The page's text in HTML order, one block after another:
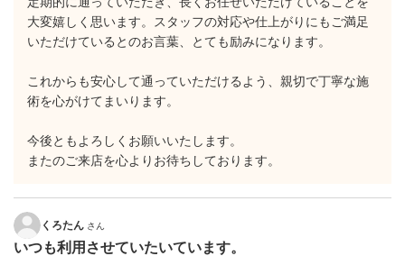
大変嬉しく思います。スタッフの対応や仕上がりにもご満足
いただけているとのお言葉、とても励みになります。
これからも安心して通っていただけるよう、親切で丁寧な施
術を心がけてまいります。
今後ともよろしくお願いいたします。
またのご来店を心よりお待ちしております。
くろたん さん
いつも利用させていたいています。